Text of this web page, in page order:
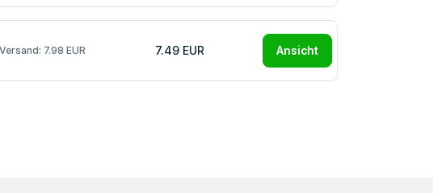
Versand: 7.98 EUR 7.49 EUR Ansicht